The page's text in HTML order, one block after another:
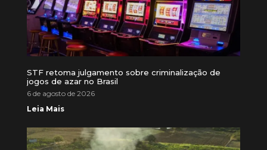
STF retoma julgamento sobre criminalização de
jogos de azar no Brasil
6 de agosto de 2026
Leia Mais